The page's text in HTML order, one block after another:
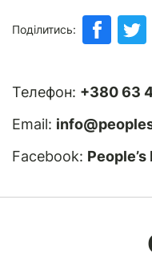
Поділитись:
Телефон: +380 63
Email:
Facebook: